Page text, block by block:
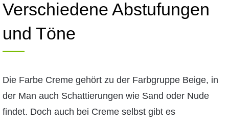
Verschiedene Abstufungen
und Töne
Die Farbe Creme gehört zu der Farbgruppe Beige, in
der Man auch Schattierungen wie Sand oder Nude
findet. Doch auch bei Creme selbst gibt es